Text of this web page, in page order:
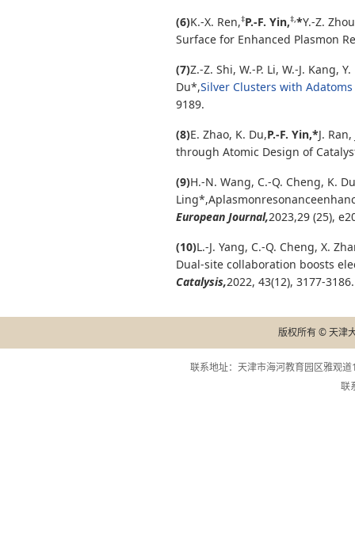
(6)K.-X. Ren,‡P.-F. Yin,‡,*Y.-Z.
Surface for Enhanced Plasmon
(7)Z.-Z. Shi, W.-P. Li, W.-J. Kang,
Du*,Silver Clusters with
9189.
(8)E. Zhao, K. Du,P.-F. Yin,*J.
through Atomic Design of
(9)H.-N. Wang, C.-Q. Cheng, K.
Ling*,Apla
European Journal,2023,29 (25),
(10)L.-J. Yang, C.-Q. Cheng, X.
Dual‐site collaboration boosts
Catalysis,2022, 43(12), 3177-3186.
版权所有 © 天津
联系地址：天津市海河教育园区雅观
联